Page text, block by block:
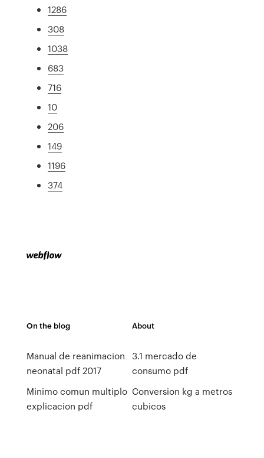
1286
308
1038
683
716
10
206
149
1196
374
On the blog
Manual de reanimacion
neonatal pdf 2017
Minimo comun multiplo
explicacion pdf
About
3.1 mercado de
consumo pdf
Conversion kg a metros
cubicos